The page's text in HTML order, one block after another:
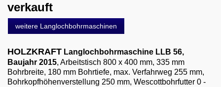
Videos
Service
Wir über uns
06103-9744-0
verkauft
weitere Langlochbohrmaschinen
HOLZKRAFT Langlochbohrmaschine LLB 56,
Baujahr 2015, Arbeitstisch 800 x 400 mm, 335 mm
Bohrbreite, 180 mm Bohrtiefe, max. Verfahrweg 255 mm,
Bohrkopfhöhenverstellung 250 mm, Wescottbohrfutter 0 -